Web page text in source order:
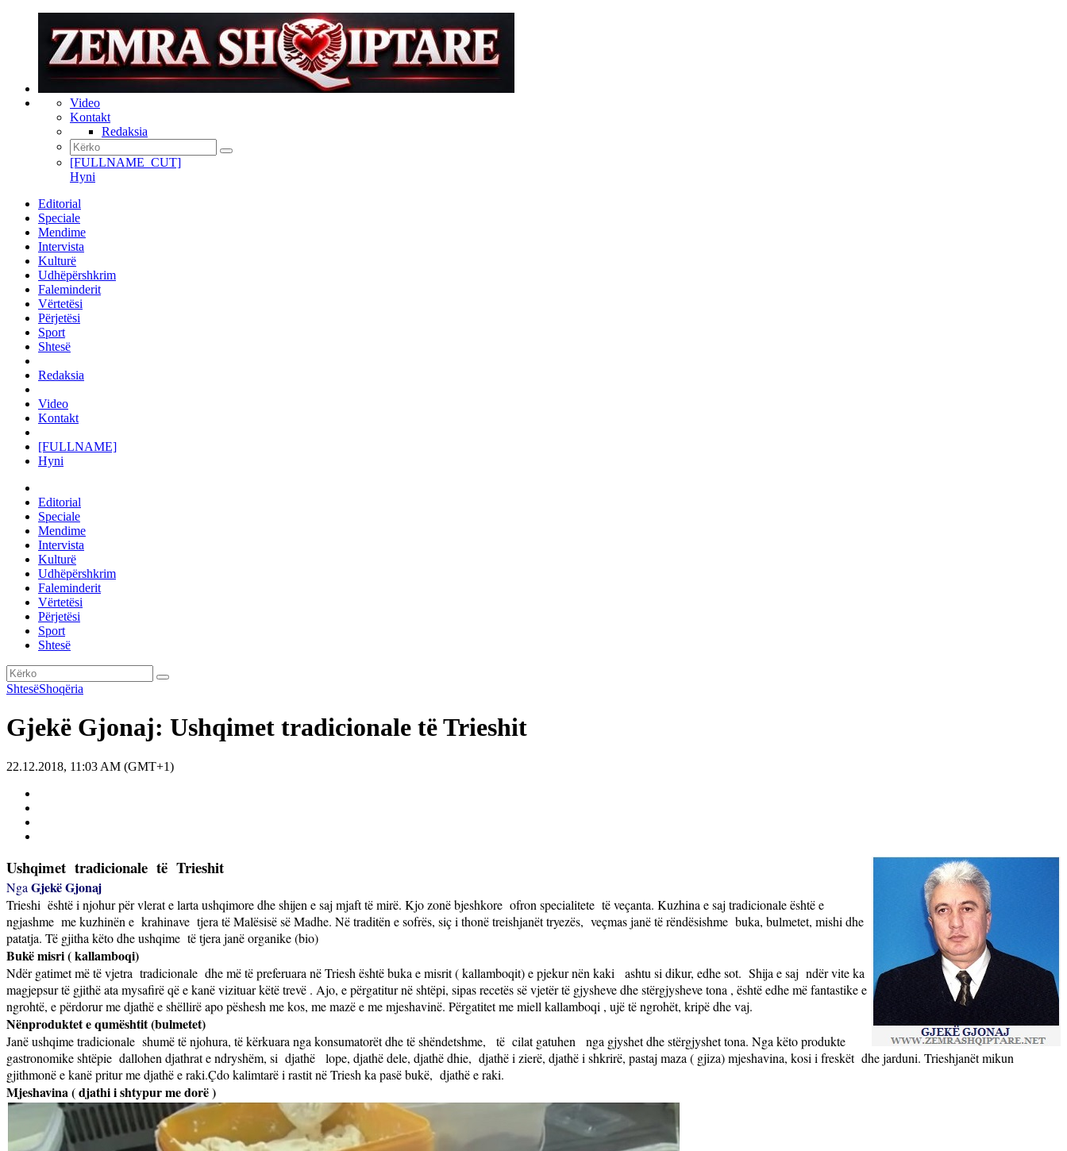
Video
Kontakt
Redaksia
[FULLNAME_CUT]
Hyni
Editorial
Speciale
Mendime
Intervista
Kulturë
Udhëpërshkrim
Faleminderit
Vërtetësi
Përjetësi
Sport
Shtesë
Redaksia
Video
Kontakt
[FULLNAME]
Hyni
Editorial
Speciale
Mendime
Intervista
Kulturë
Udhëpërshkrim
Faleminderit
Vërtetësi
Përjetësi
Sport
Shtesë
ShtesëShoqëria
Gjekë Gjonaj: Ushqimet tradicionale të Trieshit
22.12.2018, 11:03 AM (GMT+1)
Ushqimet tradicionale të Trieshit
Nga Gjekë Gjonaj
Trieshi është i njohur për vlerat e larta ushqimore dhe shijen e saj mjaft të mirë. Kjo zonë bjeshkore ofron specialitete të veçanta. Kuzhina e saj tradicionale është e
ngjashme me kuzhinën e krahinave tjera të Malësisë së Madhe. Në traditën e sofrës, siç i thonë treishjanët tryezës, veçmas janë të rëndësishme buka, bulmetet, mishi dhe
patatja. Të gjitha këto dhe ushqime të tjera janë organike (bio)
Bukë misri ( kallamboqi)
Ndër gatimet më të vjetra tradicionale dhe më të preferuara në Triesh është buka e misrit ( kallamboqit) e pjekur nën kaki ashtu si dikur, edhe sot. Shija e saj ndër vite ka
magjepsur të gjithë ata mysafirë që e kanë vizituar këtë trevë . Ajo, e përgatitur në shtëpi, sipas recetës së vjetër të gjysheve dhe stërgjysheve tona , është edhe më fantastike e
ngrohtë, e përdorur me djathë e shëllirë apo pëshesh me kos, me mazë e me mjeshavinë. Përgatitet me miell kallamboqi , ujë të ngrohët, kripë dhe vaj.
Nënproduktet e qumështit (bulmetet)
Janë ushqime tradicionale shumë të njohura, të kërkuara nga konsumatorët dhe të shëndetshme, të cilat gatuhen
nga gjyshet dhe stërgjyshet tona. Nga këto produkte
gastronomike shtëpie dallohen djathrat e ndryshëm, si djathë lope, djathë dele, djathë dhie, djathë i zierë, djathë i shkrirë, pastaj maza ( gjiza) mjeshavina, kosi i freskët dhe jarduni. Trieshjanët mikun
gjithmonë e kanë pritur me djathë e raki.Çdo kalimtarë i rastit në Triesh ka pasë bukë, djathë e raki.
Mjeshavina ( djathi i shtypur me dorë )